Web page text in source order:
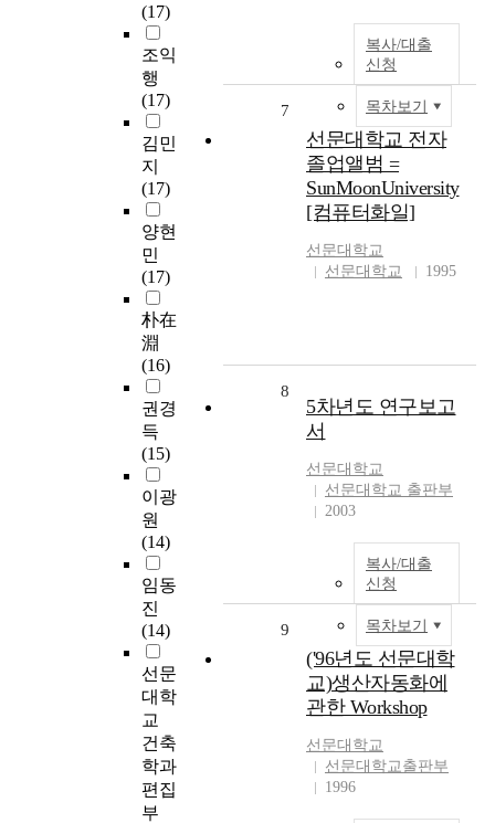
(17)
조익
행
(17)
김민
지
(17)
양현
민
(17)
朴在
淵
(16)
권경
득
(15)
이광
원
(14)
임동
진
(14)
선문
대학
교
건축
학과
편집
부
복사/대출
신청
목차보기
7
선문대학교 전자
졸업앨범 =
SunMoonUniversity
[컴퓨터화일]
선문대학교
선문대학교
1995
8
5차년도 연구보고
서
선문대학교
선문대학교 출판부
2003
복사/대출
신청
목차보기
9
('96년도 선문대학
교)생산자동화에
관한 Workshop
선문대학교
선문대학교출판부
1996